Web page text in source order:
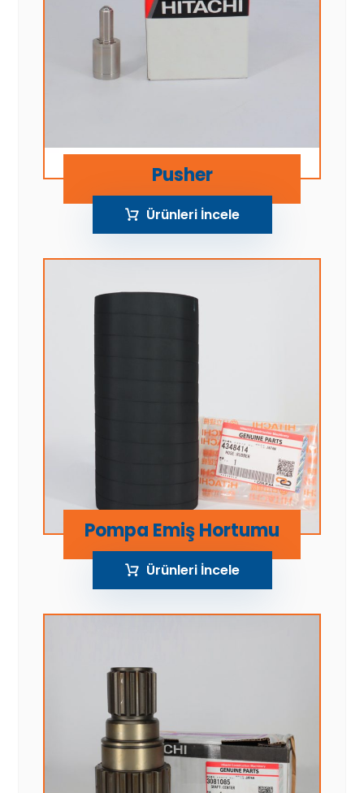
Pusher
Ürünleri İncele
Pompa Emiş Hortumu
Ürünleri İncele